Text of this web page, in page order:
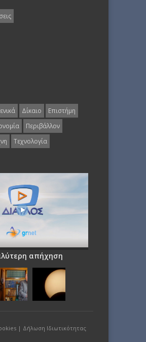
Δίκαιο
Επιστήμη
Περιβάλλον
Τεχνολογία
απήχηση
| Δήλωση Ιδιωτικότητας